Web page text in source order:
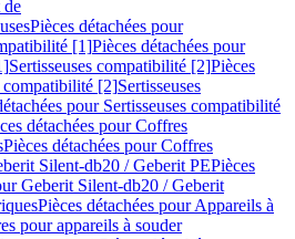
de
Pièces détachées pour
[1]Pièces détachées pour
Sertisseuses compatibilité [2]Pièces
compatibilité [2]Sertisseuses
pour Sertisseuses compatibilité
détachées pour Coffres
Pièces détachées pour Coffres
Silent-db20 / Geberit PEPièces
Geberit Silent-db20 / Geberit
Pièces détachées pour Appareils à
pour appareils à souder